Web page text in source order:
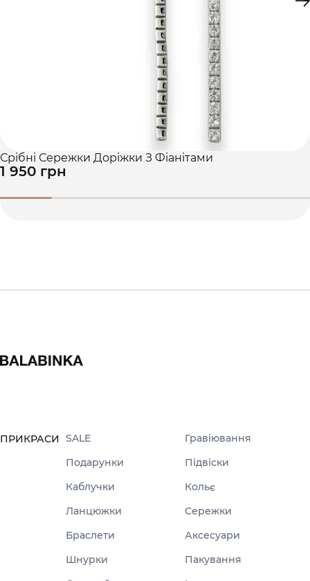
Срібні Сережки Доріжки З Фіанітами
1 950 грн
ПРИКРАСИ SALE
Гравіювання
Подарунки
Підвіски
Каблучки
Кольє
Ланцюжки
Сережки
Браслети
Аксесуари
Шнурки
Пакування